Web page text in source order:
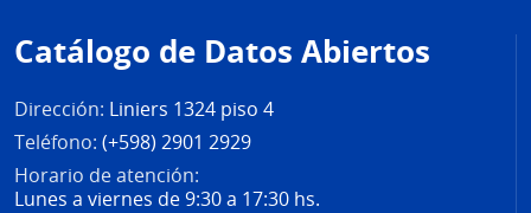
de
página
Catálogo de Datos Abiertos
Dirección: Liniers 1324 piso 4
Teléfono: (+598) 2901 2929
Horario de atención:
Lunes a viernes de 9:30 a 17:30 hs.